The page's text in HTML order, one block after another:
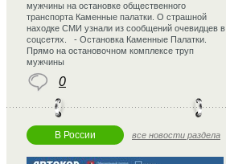
мужчины на остановке общественного
транспорта Каменные палатки. О страшной
находке СМИ узнали из сообщений очевидцев в
соцсетях. - Остановка Каменные Палатки.
Прямо на остановочном комплексе труп
мужчины
0
В России все новости раздела